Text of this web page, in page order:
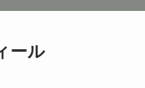
ール